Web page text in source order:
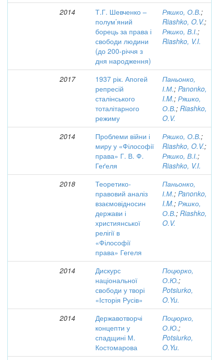
2014
Т.Г. Шевченко –
полум’яний
борець за права і
свободи людини
(до 200-річчя з
дня народження)
Ряшко, О.В.;
Riashko, O.V.;
Ряшко, В.І.;
Riashko, V.I.
2017
1937 рік. Апогей
репресій
сталінського
тоталітарного
режиму
Паньонко,
І.М.; Panonko,
I.M.; Ряшко,
О.В.; Riashko,
O.V.
2014
Проблеми війни і
миру у «Філософії
права» Г. В. Ф.
Геґеля
Ряшко, О.В.;
Riashko, O.V.;
Ряшко, В.І.;
Riashko, V.I.
2018
Теоретико-
правовий аналіз
взаємовідносин
держави і
християнської
релігії в
«Філософії
права» Гегеля
Паньонко,
І.М.; Panonko,
I.M.; Ряшко,
О.В.; Riashko,
O.V.
2014
Дискурс
національної
свободи у творі
«Історія Русів»
Поцюрко,
О.Ю.;
Potsiurko,
O.Yu.
2014
Державотворчі
концепти у
спадщині М.
Костомарова
Поцюрко,
О.Ю.;
Potsiurko,
O.Yu.